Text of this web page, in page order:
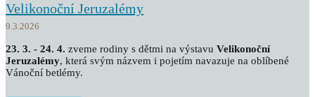
Velikonoční Jeruzalémy
9.3.2026
23. 3. - 24. 4. zveme rodiny s dětmi na výstavu Velikonoční
Jeruzalémy, která svým názvem i pojetím navazuje na oblíbené
Vánoční betlémy.